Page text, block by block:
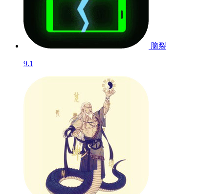
脑裂
9.1